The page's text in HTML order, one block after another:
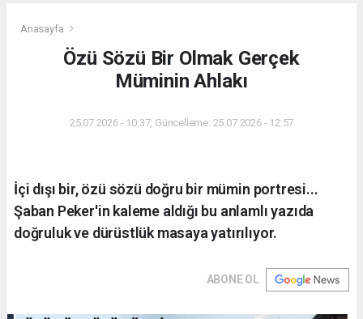
Anasayfa
Özü Sözü Bir Olmak Gerçek
Müminin Ahlakı
25.07.2026 - 10:37, Güncelleme: 25.07.2026 - 12:57
İçi dışı bir, özü sözü doğru bir mümin portresi...
Şaban Peker'in kaleme aldığı bu anlamlı yazıda
doğruluk ve dürüstlük masaya yatırılıyor.
ABONE OL